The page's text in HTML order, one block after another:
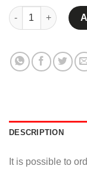
BASE UNDER
DESCRIPTION
It is possible to